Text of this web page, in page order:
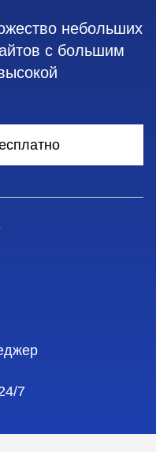
небольших
с большим
7